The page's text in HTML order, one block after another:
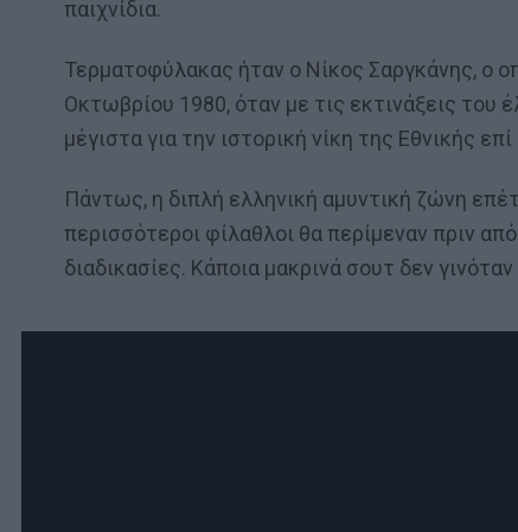
παιχνίδια.
Τερματοφύλακας ήταν ο Νίκος Σαργκάνης, ο
Οκτωβρίου 1980, όταν με τις εκτινάξεις του
μέγιστα για την ιστορική νίκη της Εθνικής
Πάντως, η διπλή ελληνική αμυντική ζώνη
περισσότεροι φίλαθλοι θα περίμεναν πριν
διαδικασίες. Κάποια μακρινά σουτ δεν